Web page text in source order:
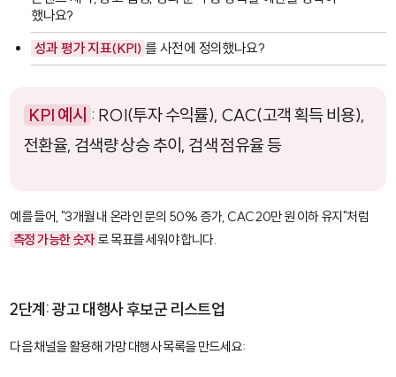
했나요?
성과 평가 지표(KPI) 를 사전에 정의했나요?
KPI 예시 : ROI(투자 수익률), CAC(고객 획득 비용),
전환율, 검색량 상승 추이, 검색 점유율 등
예를 들어, "3개월 내 온라인 문의 50% 증가, CAC 20만 원 이하 유지"처럼
측정 가능한 숫자 로 목표를 세워야 합니다.
2단계: 광고 대행사 후보군 리스트업
다음 채널을 활용해 가망 대행사 목록을 만드세요: